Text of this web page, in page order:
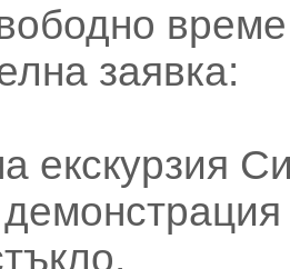
заявка:
екскурзия